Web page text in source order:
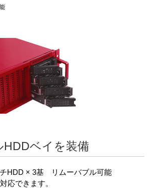
HDDベイを装備
HDD × 3基 リムーバブル可能
応できます。